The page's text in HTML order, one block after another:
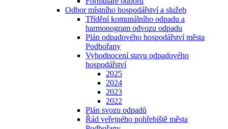
Odbor místního hospodářství a služeb
Třídění komunálního odpadu a
harmonogram odvozu odpadu
Plán odpadového hospodářství města
Podbořany
Vyhodnocení stavu odpadového
hospodářství
2025
2024
2023
2022
Plán svozu odpadů
Řád veřejného pohřebiště města